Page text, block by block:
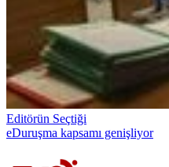
Editörün Seçtiği
eDuruşma kapsamı genişliyor